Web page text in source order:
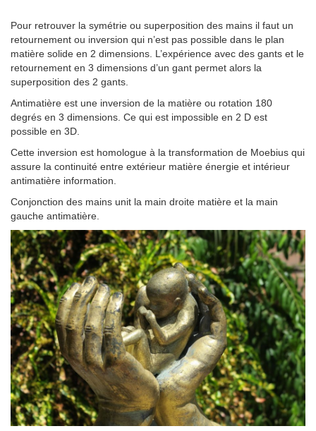
Pour retrouver la symétrie ou superposition des mains il faut un
retournement ou inversion qui n’est pas possible dans le plan
matière solide en 2 dimensions. L’expérience avec des gants et le
retournement en 3 dimensions d’un gant permet alors la
superposition des 2 gants.
Antimatière est une inversion de la matière ou rotation 180
degrés en 3 dimensions. Ce qui est impossible en 2 D est
possible en 3D.
Cette inversion est homologue à la transformation de Moebius qui
assure la continuité entre extérieur matière énergie et intérieur
antimatière information.
Conjonction des mains unit la main droite matière et la main
gauche antimatière.